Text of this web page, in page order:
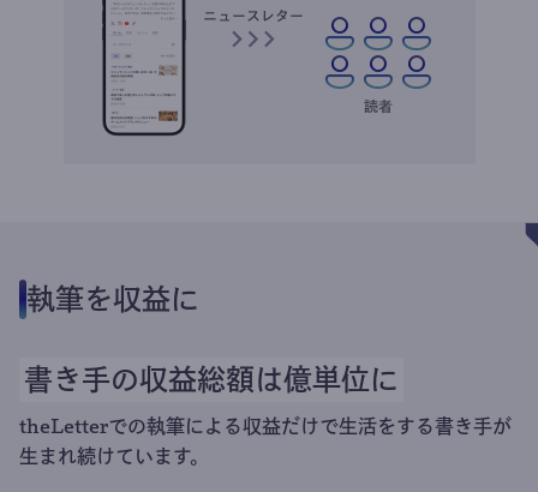
執筆を収益に
書き手の収益総額は億単位に
theLetterでの執筆による収益だけで生活をする書き手が
生まれ続けています。